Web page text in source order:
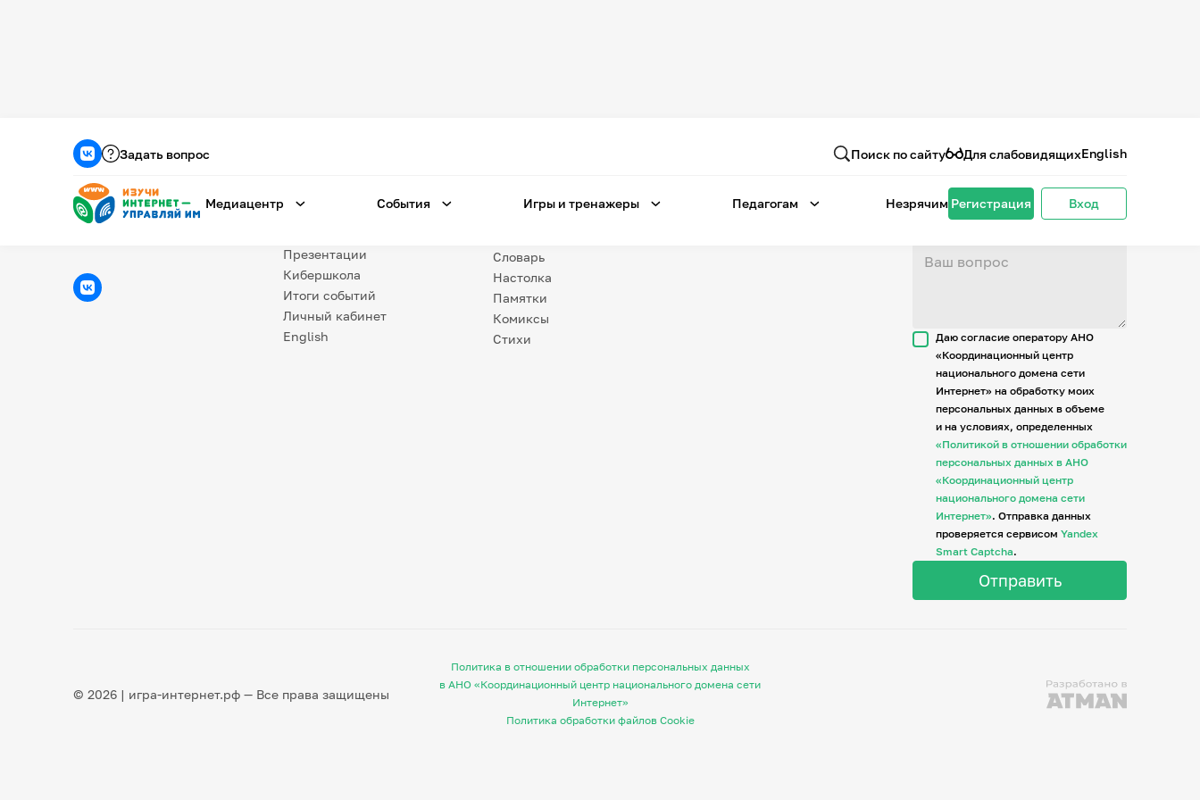
Задать вопрос Поиск по сайту Для слабовидящихEnglish
Медиацентр События Игры и тренажеры Педагогам Незрячим Регистрация Вход
Презентации
Кибершкола
Итоги событий
Личный кабинет
English
Незрячим
Словарь
Настолка
Памятки
Комиксы
Стихи
о проекте
Даю согласие оператору АНО
«Координационный центр
национального домена сети
Интернет» на обработку моих
персональных данных в объеме
и на условиях, определенных
«Политикой в отношении обработки
персональных данных в АНО
«Координационный центр
национального домена сети
Интернет». Отправка данных
проверяется сервисом Yandex
Smart Captcha.
© 2026 | игра-интернет.рф — Все права защищены
Политика в отношении обработки персональных данных
в АНО «Координационный центр национального домена сети
Интернет»
Политика обработки файлов Cookie